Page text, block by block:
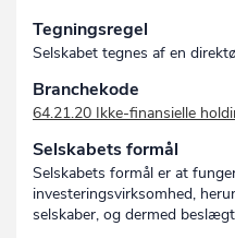
Tegningsregel
Selskabet tegnes af en
Branchekode
64.21.20 Ikke-finansielle
Selskabets formål
Selskabets formål er at
investeringsvirksomhed,
selskaber, og dermed